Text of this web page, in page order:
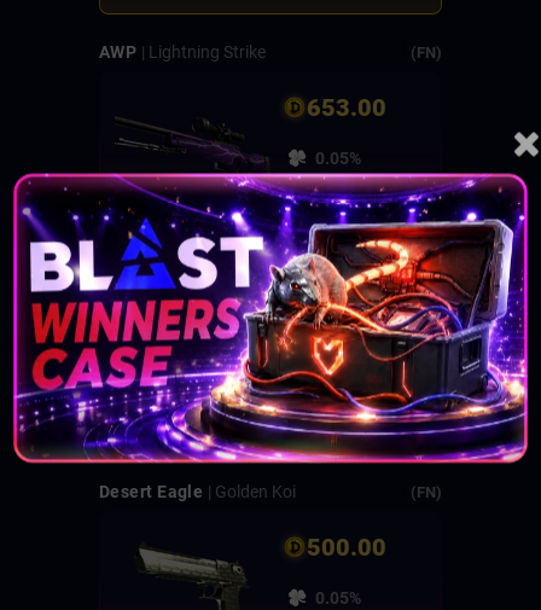
AWP | Lightning Strike (FN)
653.00
0.05%
191 - 240
★ Driver Gloves | Snow Leopard (MW)
651.00
0.05%
241 - 290
Desert Eagle | Golden Koi (FN)
500.00
0.05%